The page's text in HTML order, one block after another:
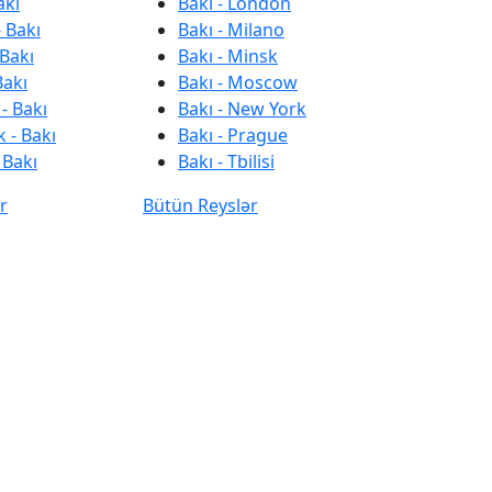
Bakı
- Bakı
Bakı - Milano
Bakı - Minsk
Bakı - Moscow
Bakı - New York
Bakı - Prague
Bakı - Tbilisi
Bütün Reyslər